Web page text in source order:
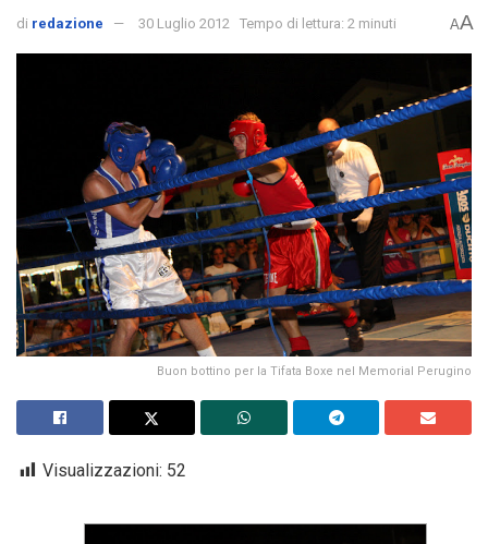
di redazione 30 Luglio 2012 Tempo di lettura: 2 minuti AA
Buon bottino per la Tifata Boxe nel Memorial Perugino
Visualizzazioni: 52